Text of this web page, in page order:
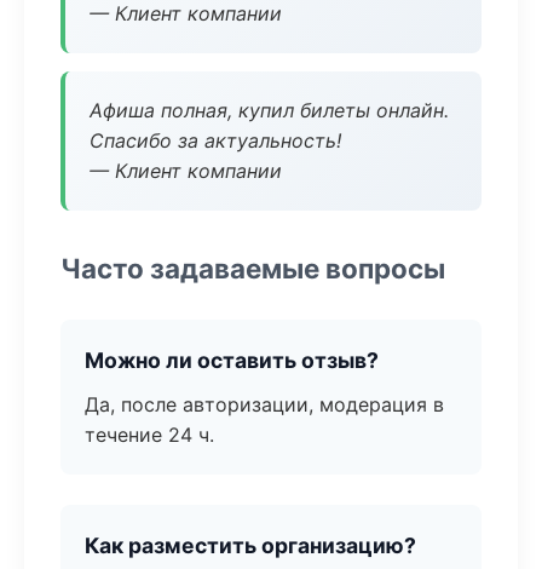
— Клиент компании
Афиша полная, купил билеты онлайн.
Спасибо за актуальность!
— Клиент компании
Часто задаваемые вопросы
Можно ли оставить отзыв?
Да, после авторизации, модерация в
течение 24 ч.
Как разместить организацию?